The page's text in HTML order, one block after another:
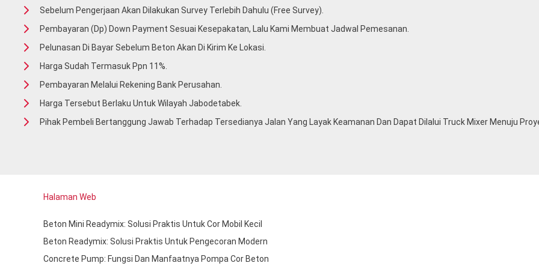
Sebelum Pengerjaan Akan Dilakukan Survey Terlebih Dahulu (free Survey).
Pembayaran (Dp) Down Payment Sesuai Kesepakatan, Lalu Kami Membuat Jadwal Pemesanan.
Pelunasan Di Bayar Sebelum Beton Akan Di Kirim Ke Lokasi.
Harga Sudah Termasuk Ppn 11%.
Pembayaran Melalui Rekening Bank Perusahan.
Harga Tersebut Berlaku Untuk Wilayah Jabodetabek.
Pihak Pembeli Bertanggung Jawab Terhadap Tersedianya Jalan Yang Layak Keamanan Dan Dapat Dilalui Truck Mixer Menuju
Halaman Web
Beton Mini Readymix: Solusi Praktis Untuk Cor Mobil Kecil
Beton Readymix: Solusi Praktis Untuk Pengecoran Modern
Concrete Pump: Fungsi Dan Manfaatnya Pompa Cor Beton